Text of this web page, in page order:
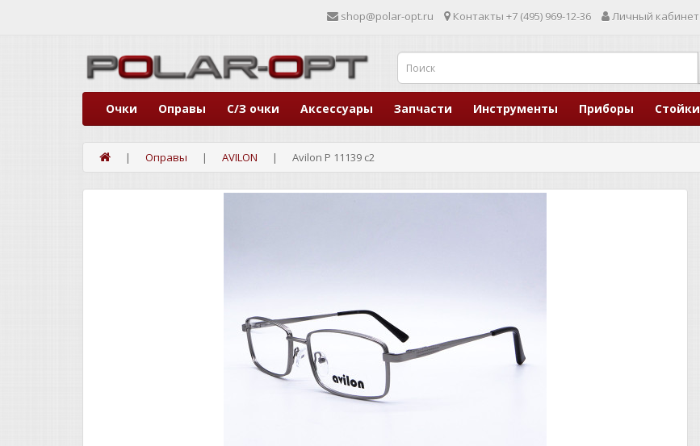
shop@polar-opt.ru Контакты +7 (495) 969-12-36 Личный кабинет
Очки Оправы С/З очки Аксессуары Запчасти Инструменты Приборы Стойки
Оправы AVILON Avilon P 11139 с2